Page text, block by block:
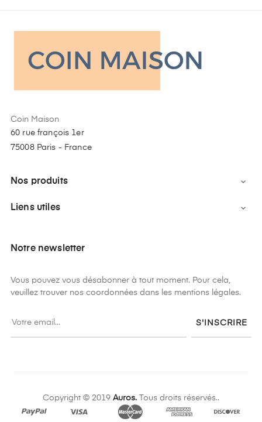
Coin Maison
60 rue françois 1er
75008 Paris - France
Nos produits 
Liens utiles 
Notre newsletter
Vous pouvez vous désabonner à tout moment. Pour cela,
veuillez trouver nos coordonnées dans les mentions légales.
S'INSCRIRE
Copyright © 2019 Auros. Tous droits réservés..